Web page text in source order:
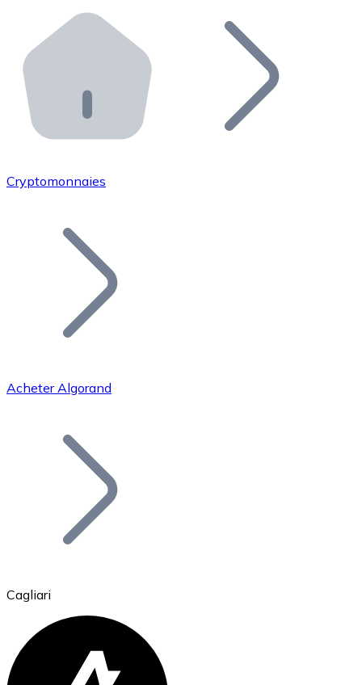
Distributeurs automatiques Bitnovo
Intégrez un ATM Bitnovo dans votre entreprise et
API Bitnovo
Intégrez notre API dans votre écosystème.
Rejoignez notre réseau de distributeurs et
Ajoutez le token de votre projet à notre service
Bitcoin
Ethereum
Cryptomonnaies
Acheter Algorand
Cagliari